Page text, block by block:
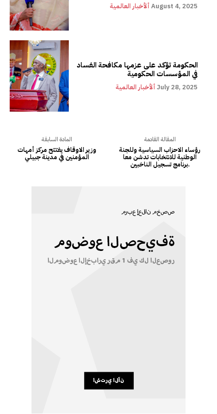
ألأخبار العالمية August 4, 2025
الحكومة تؤكد على عزمها مكافحة الفساد
في المؤسسات الحكومية
ألأخبار العالمية July 28, 2025
المادة السابقة
وزير الاوقاف يفتتح مركز أمهات
المؤمنين في مدينة جبيلي
المقالة القادمة
رؤساء الاحزاب السياسية وللجنة
الوطنية للانتخابات تدشن معا
برنامج تسجيل الناخبين.